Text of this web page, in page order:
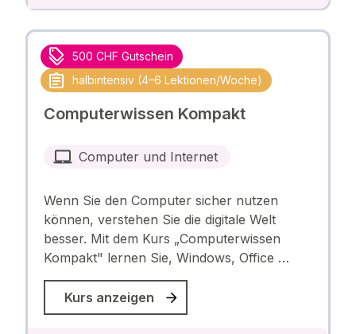
500 CHF Gutschein
halbintensiv (4–6 Lektionen/Woche)
Computerwissen Kompakt
Computer und Internet
Wenn Sie den Computer sicher nutzen
können, verstehen Sie die digitale Welt
besser. Mit dem Kurs „Computerwissen
Kompakt" lernen Sie, Windows, Office …
Kurs anzeigen